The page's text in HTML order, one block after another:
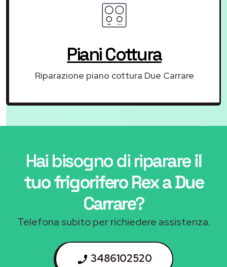
Piani Cottura
Riparazione piano cottura Due Carrare
Hai bisogno di riparareil
tuo frigorifero Rex a Due
Carrare?
Telefona subito per richiedere assistenza.
3486102520